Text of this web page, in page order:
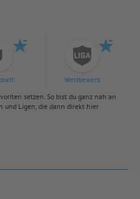
Wettbewerb
setzen. So bist du ganz nah an
und Ligen, die dann direkt hier